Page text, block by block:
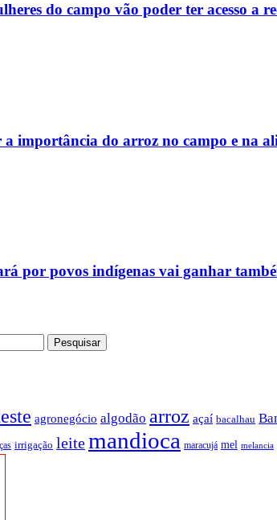
do campo vão poder ter acesso a
importância do arroz no campo e na
por povos indígenas vai ganhar
agronegócio algodão arroz açaí bacalhau
irrigação leitemandioca maracujá mel melancia